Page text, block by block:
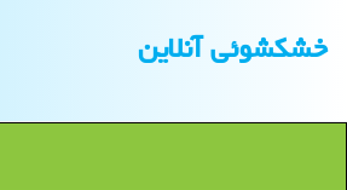
خشكشوئی آنلاین